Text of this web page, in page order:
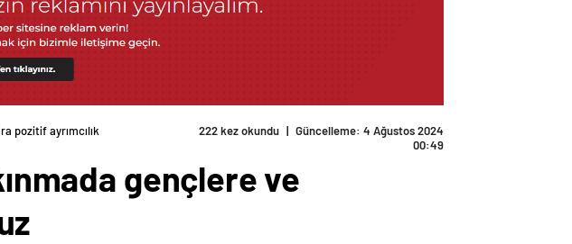
pozitif ayrımcılık
222 kez okundu | Güncelleme: 4 Ağustos 2024
00:49
gençlere ve